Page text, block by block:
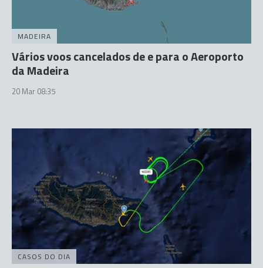
MADEIRA
Vários voos cancelados de e para o Aeroporto
da Madeira
20 Mar 08:35
CASOS DO DIA